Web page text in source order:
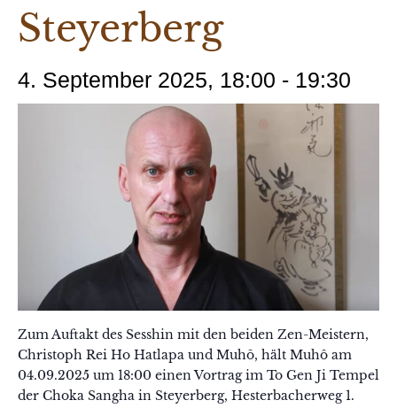
Steyerberg
4. September 2025, 18:00 - 19:30
Zum Auftakt des Sesshin mit den beiden Zen-Meistern,
Christoph Rei Ho Hatlapa und Muhō, hält Muhô am
04.09.2025 um 18:00 einen Vortrag im To Gen Ji Tempel
der Choka Sangha in Steyerberg, Hesterbacherweg 1.